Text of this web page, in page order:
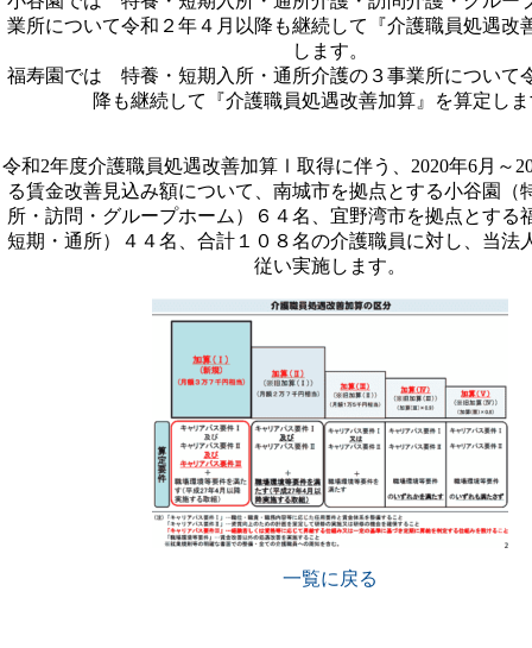
業所について令和２年４月以降も継続して『介護職員処遇改
します。
福寿園では 特養・短期入所・通所介護の３事業所について
降も継続して『介護職員処遇改善加算』を算定し
令和2年度介護職員処遇改善加算Ⅰ取得に伴う、2020年6月～
る賃金改善見込み額について、南城市を拠点とする小谷園（
所・訪問・グループホーム）６４名、宜野湾市を拠点とする
短期・通所）４４名、合計１０８名の介護職員に対し、当法
従い実施します。
一覧に戻る